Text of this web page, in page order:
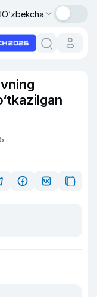
O‘zbekcha